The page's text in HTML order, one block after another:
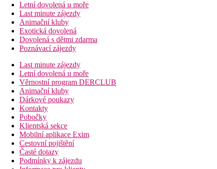
Letní dovolená u moře
Last minute zájezdy
Animační kluby
Exotická dovolená
Dovolená s dětmi zdarma
Poznávací zájezdy
Last minute zájezdy
Letní dovolená u moře
Věrnostní program DERCLUB
Animační kluby
Dárkové poukazy
Kontakty
Pobočky
Klientská sekce
Mobilní aplikace Exim
Cestovní pojištění
Časté dotazy
Podmínky k zájezdu